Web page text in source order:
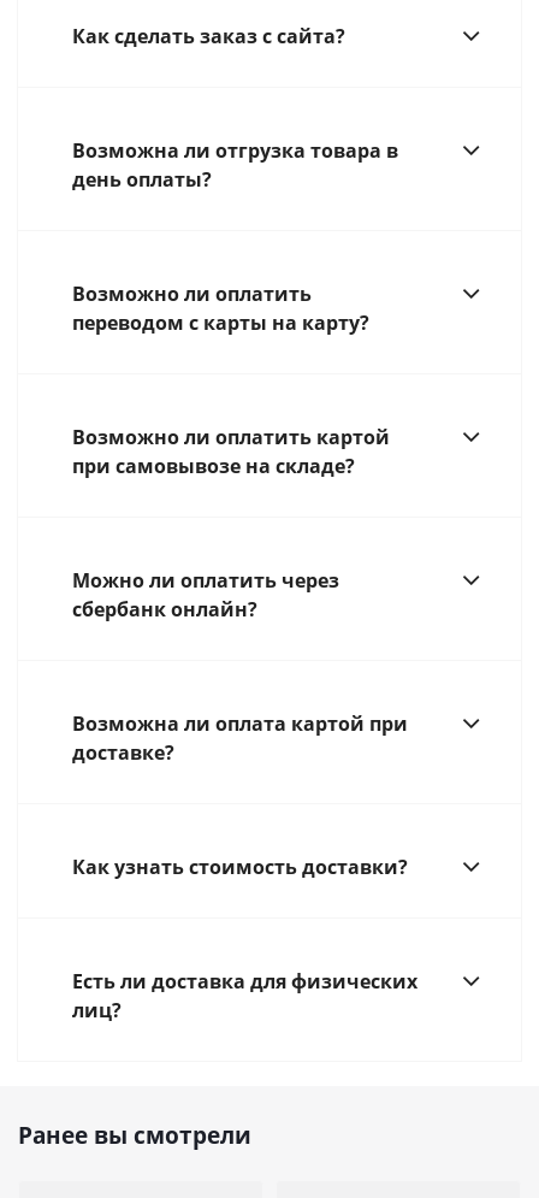
Как сделать заказ с сайта?
Возможна ли отгрузка товара в
день оплаты?
Возможно ли оплатить
переводом с карты на карту?
Возможно ли оплатить картой
при самовывозе на складе?
Можно ли оплатить через
сбербанк онлайн?
Возможна ли оплата картой при
доставке?
Как узнать стоимость доставки?
Есть ли доставка для физических
лиц?
Ранее вы смотрели